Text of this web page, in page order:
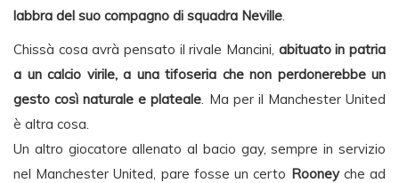
labbra del suo compagno di squadra Neville.
Chissà cosa avrà pensato il rivale Mancini, abituato in patria
a un calcio virile, a una tifoseria che non perdonerebbe un
gesto così naturale e plateale. Ma per il Manchester United
è altra cosa.
Un altro giocatore allenato al bacio gay, sempre in servizio
nel Manchester United, pare fosse un certo Rooneyche ad